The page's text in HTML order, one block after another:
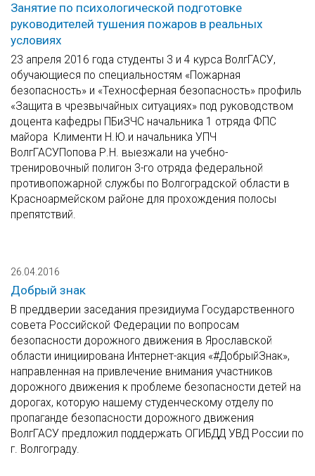
Занятие по психологической подготовке
руководителей тушения пожаров в реальных
условиях
23 апреля 2016 года студенты 3 и 4 курса ВолгГАСУ,
обучающиеся по специальностям «Пожарная
безопасность» и «Техносферная безопасность» профиль
«Защита в чрезвычайных ситуациях» под руководством
доцента кафедры ПБиЗЧС начальника 1 отряда ФПС
майора Клименти Н.Ю.и начальника УПЧ
ВолгГАСУПопова Р.Н. выезжали на учебно-
тренировочный полигон 3-го отряда федеральной
противопожарной службы по Волгоградской области в
Красноармейском районе для прохождения полосы
препятствий.
26.04.2016
Добрый знак
В преддверии заседания президиума Государственного
совета Российской Федерации по вопросам
безопасности дорожного движения в Ярославской
области инициирована Интернет-акция «#ДобрыйЗнак»,
направленная на привлечение внимания участников
дорожного движения к проблеме безопасности детей на
дорогах, которую нашему студенческому отделу по
пропаганде безопасности дорожного движения
ВолгГАСУ предложил поддержать ОГИБДД УВД России по
г. Волгограду.